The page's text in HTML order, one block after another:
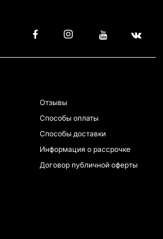
Отзывы
Способы оплаты
Способы доставки
Информация о рассрочке
Договор публичной оферты